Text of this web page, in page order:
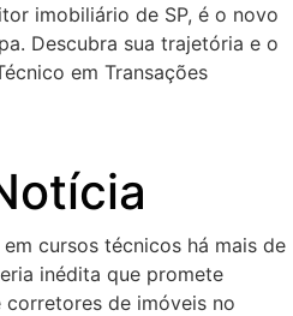
imobiliário de SP, é o novo
Descubra sua trajetória e o
em Transações
cursos técnicos há mais de
inédita que promete
de imóveis no